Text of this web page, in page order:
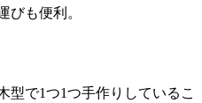
びも便利。
型で1つ1つ手作りしているこ